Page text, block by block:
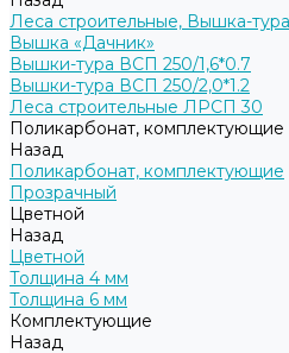
Леса строительные, Вышка-тура
Вышка «Дачник»
Вышки-тура ВСП 250/1,6*0.7
Вышки-тура ВСП 250/2,0*1.2
Леса строительные ЛРСП 30
Поликарбонат, комплектующие
Назад
Поликарбонат, комплектующие
Прозрачный
Цветной
Назад
Цветной
Толщина 4 мм
Толщина 6 мм
Комплектующие
Назад